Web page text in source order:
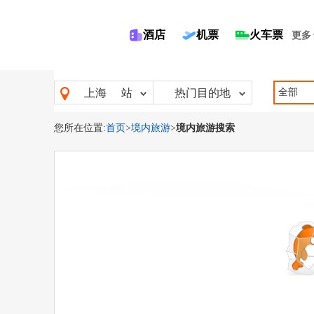
酒店 机票 火车票 更多
上海 站 热门目的地 全部
您所在位置:首页>境内旅游>境内旅游搜索